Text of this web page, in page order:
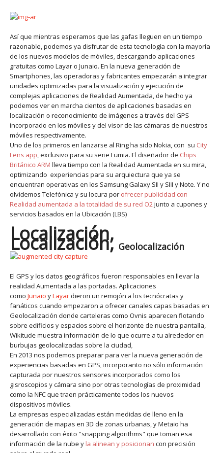
Así que mientras esperamos que las gafas lleguen en un tiempo
razonable, podemos ya disfrutar de esta tecnología con la mayoría
de los nuevos modelos de móviles, descargando aplicaciones
gratuitas como Layar o Junaio. En la nueva generación de
Smartphones, las operadoras y fabricantes empezarán a integrar
unidades optimizadas para la visualización y ejecución de
complejas aplicaciones de Realidad Aumentada, de hecho ya
podemos ver en marcha cientos de aplicaciones basadas en
localización o reconocimiento de imágenes a través del GPS
incorporado en los móviles y del visor de las cámaras de nuestros
móviles respectivamente.
Uno de los primeros en lanzarse al Ring ha sido Nokia, con su City
Lens app, exclusivo para su serie Lumia. El diseñador de Chips
Británico ARM lleva tiempo con la Realidad Aumentada en su mira,
optimizando experiencias para su arquiectura que ya se
encuentran operativas en los Samsung Galaxy SII y SIII y Note. Y no
olvidemos Telefónica y su locura por ofrecer publicidad con
Realidad aumentada a la totalidad de su red O2junto a cupones y
servicios basados en la Ubicación (LBS)
Localización,
Localización, Geolocalización
El GPS y los datos geográficos fueron responsables en llevar la
realidad Aumentada a las portadas. Aplicaciones
como Junaio yLayardieron un remojón a los tecnócratas y
fanáticos cuando empezaron a ofrecer canales capas basadas en
Geolocalización donde carteleras como Ovnis aparecen flotando
sobre edificios y espacios sobre el horizonte de nuestra pantalla,
Wikitude muestra información de lo que ocurre a tu alrededor en
burbujas geolocalizadas sobre la ciudad,
En 2013 nos podemos preparar para ver la nueva generación de
experiencias basadas en GPS, incorporanto no sólo información
capturada por nuestros sensores incorporados como los
gisroscopios y cámara sino por otras tecnologías de proximidad
como la NFC que traen prácticamente todos los nuevos
dispositivos móviles.
La empresas especializadas están medidas de lleno en la
generación de mapas en 3D de zonas urbanas, y Metaio ha
desarrollado con éxito "snapping algorithms" que toman esa
información de la nube yla alinean y posicionan con precisión